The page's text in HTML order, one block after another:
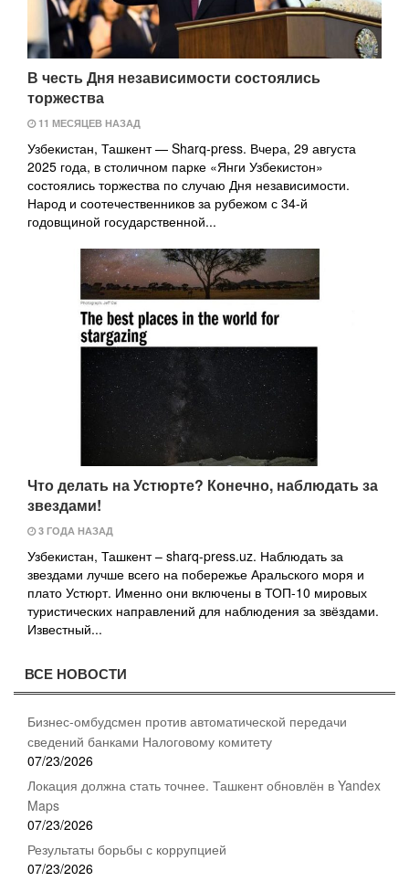
В честь Дня независимости состоялись
торжества
11 МЕСЯЦЕВ НАЗАД
Узбекистан, Ташкент — Sharq-press. Вчера, 29 августа
2025 года, в столичном парке «Янги Узбекистон»
состоялись торжества по случаю Дня независимости.
Народ и соотечественников за рубежом с 34-й
годовщиной государственной...
Что делать на Устюрте? Конечно, наблюдать за
звездами!
3 ГОДА НАЗАД
Узбекистан, Ташкент – sharq-press.uz. Наблюдать за
звездами лучше всего на побережье Аральского моря и
плато Устюрт. Именно они включены в ТОП-10 мировых
туристических направлений для наблюдения за звёздами.
Известный...
ВСЕ НОВОСТИ
Бизнес-омбудсмен против автоматической передачи
сведений банками Налоговому комитету
07/23/2026
Локация должна стать точнее. Ташкент обновлён в Yandex
Maps
07/23/2026
Результаты борьбы с коррупцией
07/23/2026